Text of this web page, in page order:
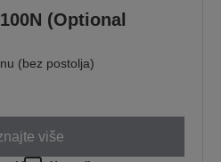
(Optional
(bez postolja)
više